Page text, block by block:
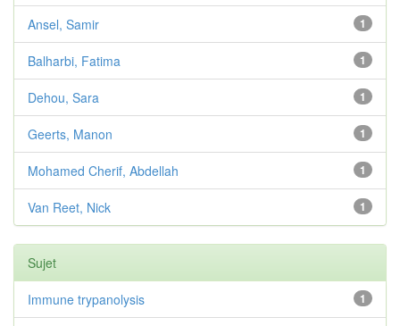
1
Ansel, Samir
1
Balharbi, Fatima
1
Dehou, Sara
1
Geerts, Manon
1
Mohamed Cherif, Abdellah
1
Van Reet, Nick
Sujet
1
Immune trypanolysis